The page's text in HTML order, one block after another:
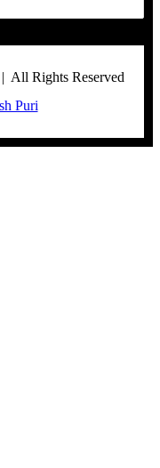
All Rights Reserved
Puri